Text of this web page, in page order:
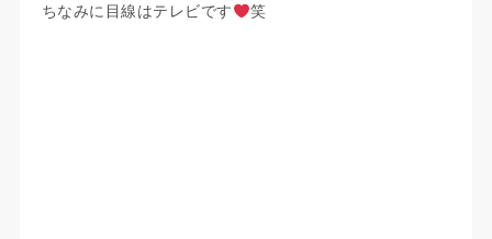
ちなみに目線はテレビです
笑